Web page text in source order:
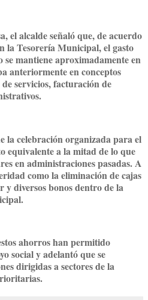
el alcalde señaló que, de acuerdo
la Tesorería Municipal, el gasto
mantiene aproximadamente en
anteriormente en conceptos
servicios, facturación de
la celebración organizada para el
equivalente a la mitad de lo que
en administraciones pasadas. A
como la eliminación de cajas
y diversos bonos dentro de la
ahorros han permitido
social y adelantó que se
dirigidas a sectores de la